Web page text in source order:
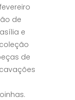
de
e
de